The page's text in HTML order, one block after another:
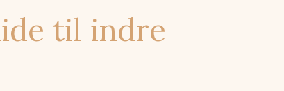
til indre